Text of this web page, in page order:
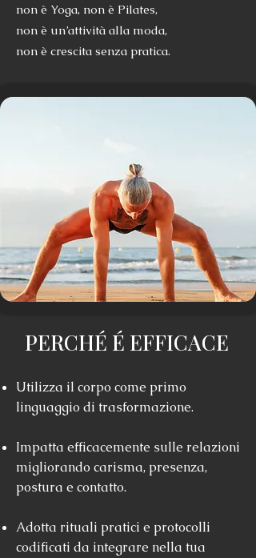
non è Yoga, non è Pilates,
non è un’attività alla moda,
non è crescita senza pratica.
PERCHÉ É EFFICACE
Utilizza il corpo come primo
linguaggio di trasformazione.
Impatta efficacemente sulle relazioni
migliorando carisma, presenza,
postura e contatto.
Adotta rituali pratici e protocolli
codificati da integrare nella tua